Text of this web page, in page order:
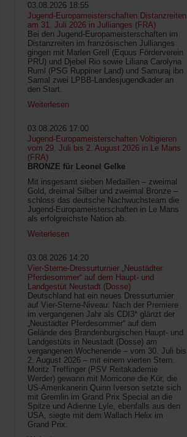
03.08.2026 18:55
Jugend-Europameisterschaften Distanzreiten
am 31. Juli 2026 in Jullianges (FRA)
Bei den Jugend-Europameisterschaften im
Distanzreiten im französischen Jullianges
gingen mit Marlen Grell (Equus Förderverein
PRU) und Djebel Rio sowie Liliana Carolyna
Ruml (PSG Ruppiner Land) und Samuraj ibn
Samal zwei LPBB-Landesjugendkader an
den Start.
Weiterlesen
03.08.2026 17:00
Jugend-Europameisterschaften Voltigieren
vom 29. Juli bis 2. August 2026 in Le Mans
(FRA)
BRONZE für Leonel Gelke
Mit insgesamt sieben Medaillen – zweimal
Gold, dreimal Silber und zweimal Bronze –
schloss das deutsche Nachwuchsteam die
Jugend-Europameisterschaften in Le Mans
als erfolgreichste Nation ab.
Weiterlesen
03.08.2026 14:20
Vier-Sterne-Dressurturnier „Neustädter
Pferdesommer“ auf dem Haupt- und
Landgestüt Neustadt (Dosse)
Deutschland hat ein neues Dressurturnier
auf Vier-Sterne-Niveau: Nach der Premiere
im vergangenen Jahr als CDI3* glänzt der
„Neustädter Pferdesommer“ auf dem
Gelände des Brandenburgischen Haupt- und
Landgestüts in Neustadt (Dosse) am
vergangenen Wochenende – vom 30. Juli bis
2. August 2026 – mit einem vierten Stern.
Moritz Treffinger (PSV Reitakademie
Werder) gewann mit Morricone die Kür, die
US-Amerikanerin Quinn Iverson setzte sich
mit Gremlin im Grand Prix Special an die
Spitze und Adienne Lyle, ebenfalls aus den
USA, siegte mit dem Wallach Helix im
Grand Prix.